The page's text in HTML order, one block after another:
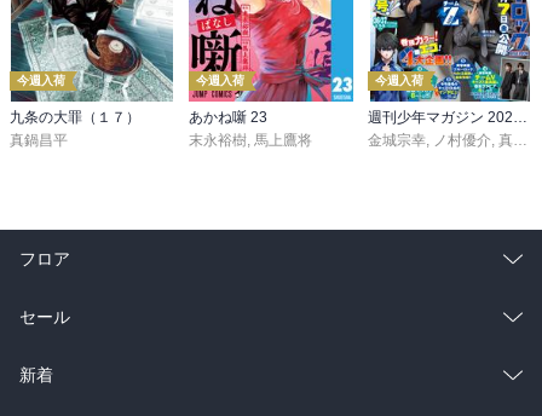
今週入荷
九条の大罪（１７）
真鍋昌平
今週入荷
あかね噺 23
末永裕樹, 馬上鷹将
今週入荷
週刊少年マガジン 2026年36・37号[2026年8月5日発売]
金城宗幸, ノ村優介, 真島ヒロ
フロア
総合
ラノベ
セール
総合
新着